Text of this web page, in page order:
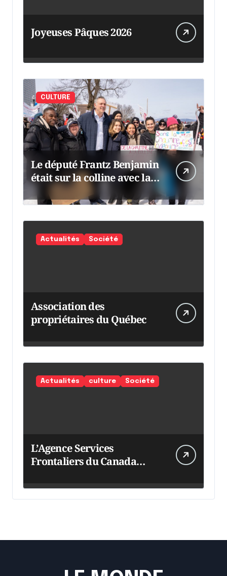
Joyeuses Pâques 2026
CULTURE
Le député Frantz Benjamin
était sur la colline avec la
chaumine
Actualités Société
Association des
propriétaires du Québec
Actualités culture Société
L’Agence Services
Frontaliers du Canada